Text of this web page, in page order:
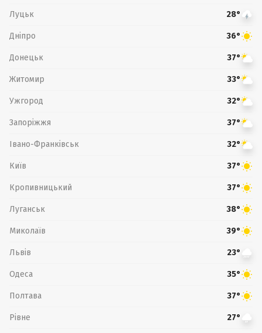
Луцьк 28°
Дніпро 36°
Донецьк 37°
Житомир 33°
Ужгород 32°
Запоріжжя 37°
Івано-Франківськ 32°
Київ 37°
Кропивницький 37°
Луганськ 38°
Миколаїв 39°
Львів 23°
Одеса 35°
Полтава 37°
Рівне 27°